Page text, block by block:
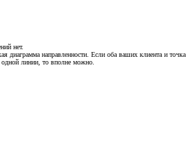
нет.
диаграмма направленности. Если оба ваших клиента и точка
одной линии, то вполне можно.